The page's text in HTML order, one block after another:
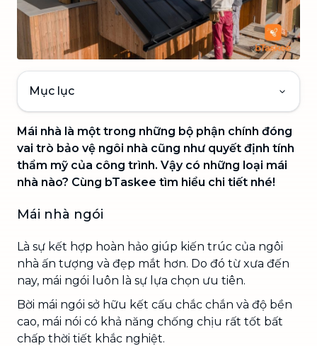
Mục lục
Mái nhà là một trong những bộ phận chính đóng
vai trò bảo vệ ngôi nhà cũng như quyết định tính
thẩm mỹ của công trình. Vậy có những loại mái
nhà nào? Cùng bTaskee tìm hiểu chi tiết nhé!
Mái nhà ngói
Là sự kết hợp hoàn hảo giúp kiến trúc của ngôi
nhà ấn tượng và đẹp mắt hơn. Do đó từ xưa đến
nay, mái ngói luôn là sự lựa chọn ưu tiên.
Bời mái ngói sở hữu kết cấu chắc chắn và độ bền
cao, mái nói có khả năng chống chịu rất tốt bất
chấp thời tiết khắc nghiệt.